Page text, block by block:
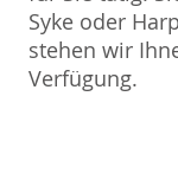
Syke oder
stehen wir
Verfügung.